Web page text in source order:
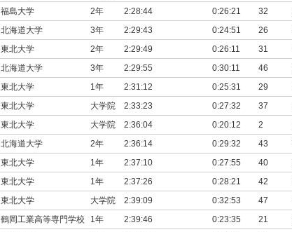
福島大学 2年 2:28:44 0:26:21 32
北海道大学 3年 2:29:43 0:24:51 26
東北大学 2年 2:29:49 0:26:11 31
北海道大学 3年 2:29:55 0:30:11 46
東北大学 1年 2:31:12 0:25:31 29
東北大学 大学院 2:33:23 0:27:32 37
東北大学 大学院 2:36:04 0:20:12 2
北海道大学 2年 2:36:14 0:29:32 43
東北大学 1年 2:37:10 0:27:55 40
東北大学 1年 2:37:26 0:28:21 42
東北大学 大学院 2:39:09 0:32:53 47
鶴岡工業高等専門学校 1年 2:39:46 0:23:35 21